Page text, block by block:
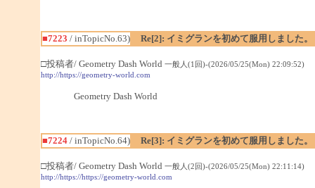
■7223 / inTopicNo.63) Re[2]: イミグランを初めて服用しました。
□投稿者/ Geometry Dash World 一般人(1回)-(2026/05/25(Mon) 22:09:52)
http://https://geometry-world.com
Geometry Dash World
■7224/ inTopicNo.64) Re[3]: イミグランを初めて服用しました。
□投稿者/ Geometry Dash World 一般人(2回)-(2026/05/25(Mon) 22:11:14)
http://https://https://geometry-world.com